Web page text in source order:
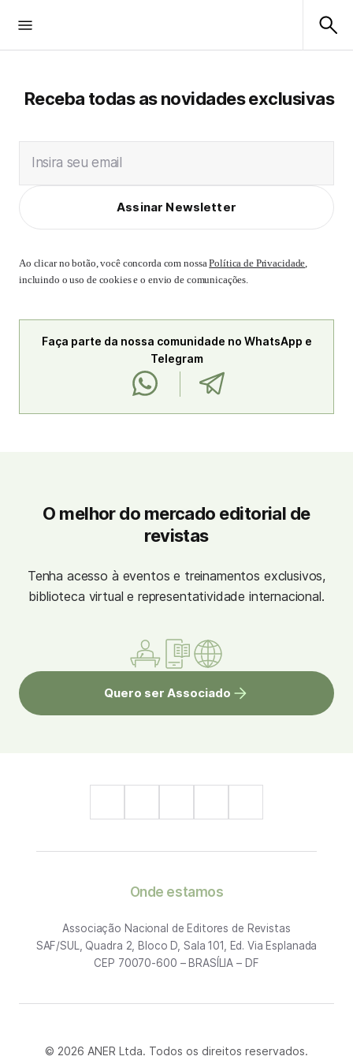
Receba todas as novidades exclusivas
Insira seu email
Assinar Newsletter
Ao clicar no botão, você concorda com nossaPolítica de Privacidade,
incluindo o uso de cookies e o envio de comunicações.
Faça parte da nossa comunidade no WhatsApp e
Telegram
O melhor do mercado editorial de
revistas
Tenha acesso à eventos e treinamentos exclusivos,
biblioteca virtual e representatividade internacional.
Quero ser Associado
Onde estamos
Associação Nacional de Editores de Revistas
SAF/SUL, Quadra 2, Bloco D, Sala 101, Ed. Via Esplanada
CEP 70070-600 – BRASÍLIA – DF
© 2026 ANER Ltda. Todos os direitos reservados.